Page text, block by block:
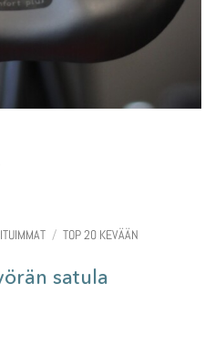
/ TOP 20 KEVÄÄN
satula